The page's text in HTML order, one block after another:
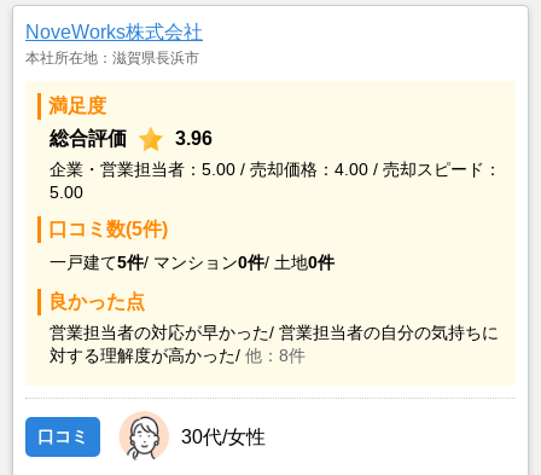
NoveWorks株式会社
本社所在地：滋賀県長浜市
満足度
総合評価
3.96
企業・営業担当者：5.00 / 売却価格：4.00 / 売却スピード：
5.00
口コミ数(5件)
一戸建て5件/ マンション0件/ 土地0件
良かった点
営業担当者の対応が早かった/ 営業担当者の自分の気持ちに
対する理解度が高かった/ 他：8件
口コミ 30代/女性